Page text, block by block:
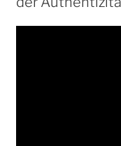
Beiträge